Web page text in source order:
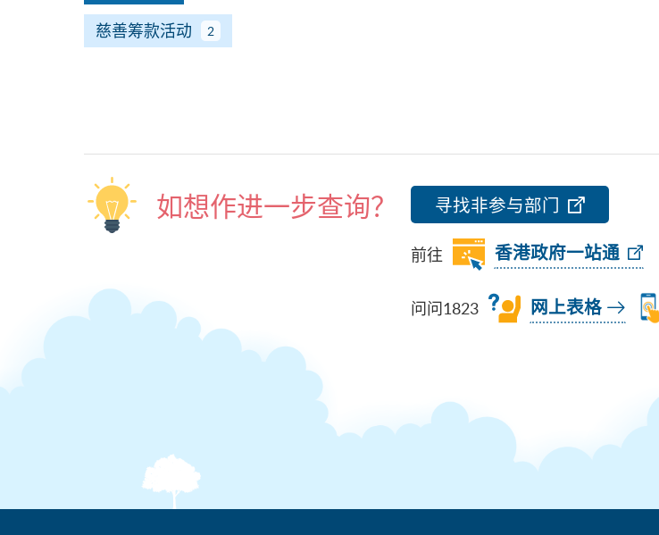
慈善筹款活动 2
如想作进一步查询？ 寻找非参与部门
前往 香港政府一站通
问问1823 网上表格